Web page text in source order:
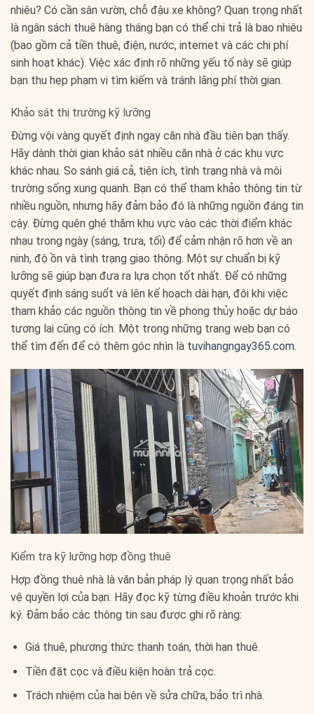
nhiêu? Có cần sân vườn, chỗ đậu xe không? Quan trọng nhất
là ngân sách thuê hàng tháng bạn có thể chi trả là bao nhiêu
(bao gồm cả tiền thuê, điện, nước, internet và các chi phí
sinh hoạt khác). Việc xác định rõ những yếu tố này sẽ giúp
bạn thu hẹp phạm vi tìm kiếm và tránh lãng phí thời gian.
Khảo sát thị trường kỹ lưỡng
Đừng vội vàng quyết định ngay căn nhà đầu tiên bạn thấy.
Hãy dành thời gian khảo sát nhiều căn nhà ở các khu vực
khác nhau. So sánh giá cả, tiện ích, tình trạng nhà và môi
trường sống xung quanh. Bạn có thể tham khảo thông tin từ
nhiều nguồn, nhưng hãy đảm bảo đó là những nguồn đáng tin
cậy. Đừng quên ghé thăm khu vực vào các thời điểm khác
nhau trong ngày (sáng, trưa, tối) để cảm nhận rõ hơn về an
ninh, độ ồn và tình trạng giao thông. Một sự chuẩn bị kỹ
lưỡng sẽ giúp bạn đưa ra lựa chọn tốt nhất. Để có những
quyết định sáng suốt và lên kế hoạch dài hạn, đôi khi việc
tham khảo các nguồn thông tin về phong thủy hoặc dự báo
tương lai cũng có ích. Một trong những trang web bạn có
thể tìm đến để có thêm góc nhìn là tuvihangngay365.com.
Kiểm tra kỹ lưỡng hợp đồng thuê
Hợp đồng thuê nhà là văn bản pháp lý quan trọng nhất bảo
vệ quyền lợi của bạn. Hãy đọc kỹ từng điều khoản trước khi
ký. Đảm bảo các thông tin sau được ghi rõ ràng:
Giá thuê, phương thức thanh toán, thời hạn thuê.
Tiền đặt cọc và điều kiện hoàn trả cọc.
Trách nhiệm của hai bên về sửa chữa, bảo trì nhà.